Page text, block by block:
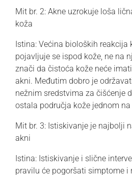
Mit br. 2: Akne uzrokuje loša
koža
Istina: Većina bioloških reakcija
pojavljuje se ispod kože, ne na
znači da čistoća kože neće
akni. Međutim dobro je
nežnim sredstvima za čišćenje
ostala područja kože jednom na
Mit br. 3: Istiskivanje je najbolji
akni
Istina: Istiskivanje i slične
pravilu će pogoršati simptome i